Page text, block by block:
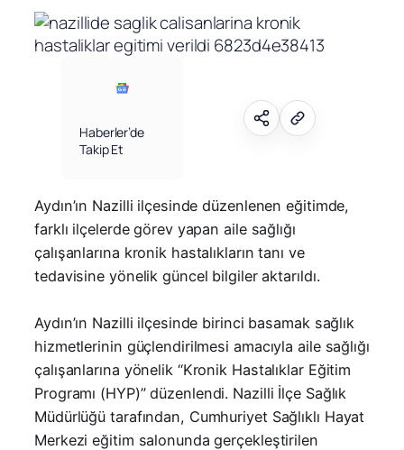
Haberler’de
Takip Et
Aydın’ın Nazilli ilçesinde düzenlenen eğitimde,
farklı ilçelerde görev yapan aile sağlığı
çalışanlarına kronik hastalıkların tanı ve
tedavisine yönelik güncel bilgiler aktarıldı.
Aydın’ın Nazilli ilçesinde birinci basamak sağlık
hizmetlerinin güçlendirilmesi amacıyla aile sağlığı
çalışanlarına yönelik “Kronik Hastalıklar Eğitim
Programı (HYP)” düzenlendi. Nazilli İlçe Sağlık
Müdürlüğü tarafından, Cumhuriyet Sağlıklı Hayat
Merkezi eğitim salonunda gerçekleştirilen